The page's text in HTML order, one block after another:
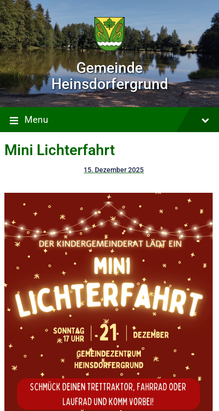
Gemeinde
Heinsdorfergrund
Menu
Mini Lichterfahrt
15. Dezember 2025